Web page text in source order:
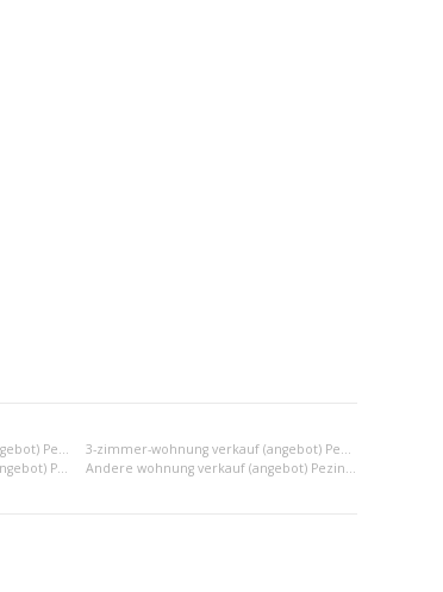
2-zimmer-wohnung verkauf (angebot) Pezinok
3-zimmer-wohnung verkauf (angebot) Pezinok
2x einraumwohnung verkauf (angebot) Pezinok Andere wohnung verkauf (angebot) Pezinok